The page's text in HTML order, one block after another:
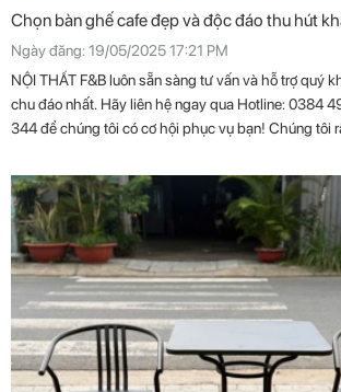
Chọn bàn ghế cafe đẹp và độc đáo thu hút
Ngày đăng: 19/05/2025 17:21 PM
NỘI THẤT F&B luôn sẵn sàng tư vấn và hỗ trợ quý
chu đáo nhất. Hãy liên hệ ngay qua Hotline: 0384
344 để chúng tôi có cơ hội phục vụ bạn! Chúng tôi